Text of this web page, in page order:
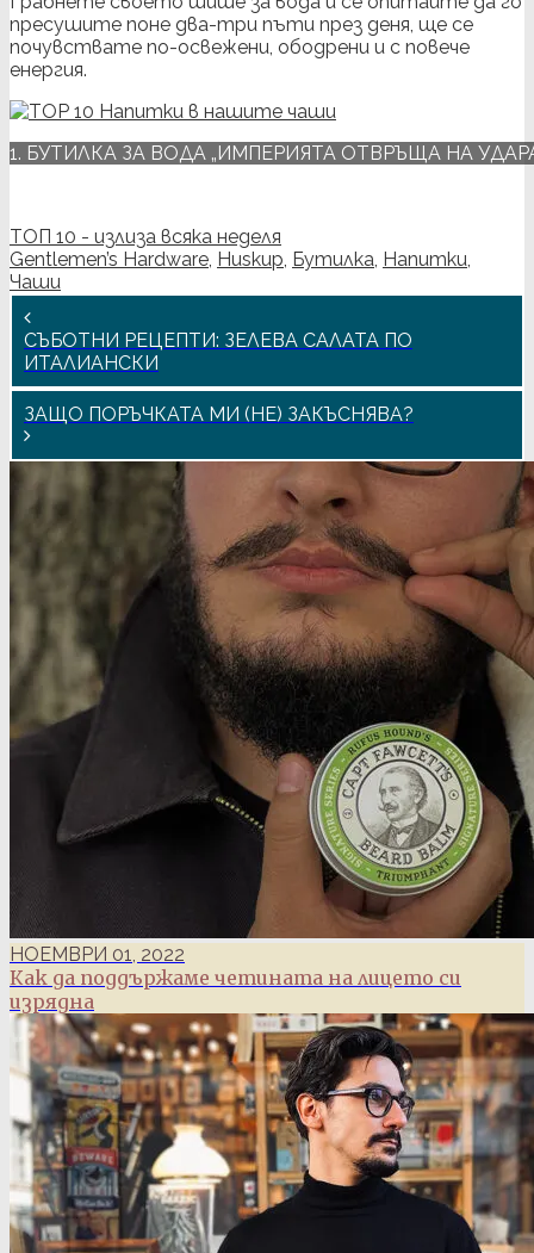
пресушите поне два-три пъти през деня, ще се
почувствате по-освежени, ободрени и с повече
енергия.
1. БУТИЛКА ЗА ВОДА „ИМПЕРИЯТА ОТВРЪЩА НА
ТОП 10 - излиза всяка неделя
Gentlemen’s Hardware, Huskup, Бутилка, Напитки,
Чаши
СЪБОТНИ РЕЦЕПТИ: ЗЕЛЕВА САЛАТА ПО
ИТАЛИАНСКИ
ЗАЩО ПОРЪЧКАТА МИ (НЕ) ЗАКЪСНЯВА?
НОЕМВРИ 01, 2022
Как да поддържаме четината на лицето си
изрядна